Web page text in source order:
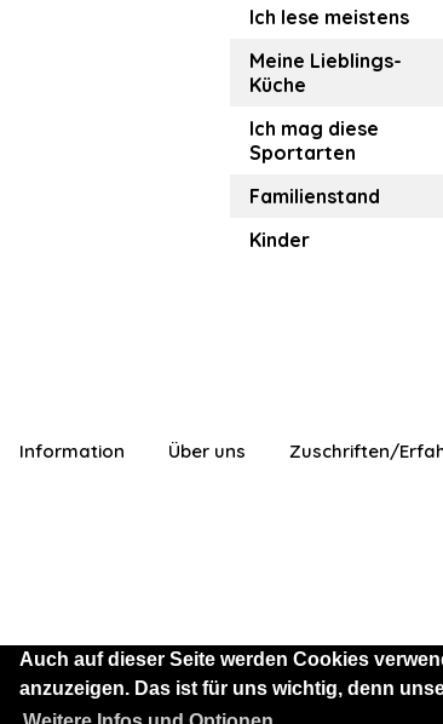
Auch auf dieser Seite werden Cookies
anzuzeigen. Das ist für uns wichtig, denn
Sie sind als
Ich lese meistens
Meine Lieblings-
Küche
Ich mag diese
Sportarten
Familienstand
Kinder
Information Über uns Zuschriften/